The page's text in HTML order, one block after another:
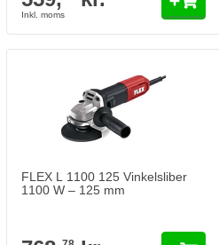
FLEX L 1100 125 Vinkelsliber
1100 W – 125 mm